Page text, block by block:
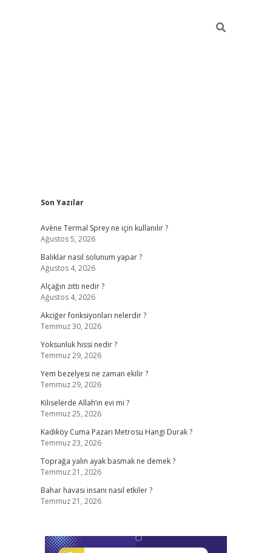
Sidebar
Son Yazılar
Avène Termal Sprey ne için kullanılır ?
Ağustos 5, 2026
Balıklar nasıl solunum yapar ?
Ağustos 4, 2026
Alçağın zıttı nedir ?
Ağustos 4, 2026
Akciğer fonksiyonları nelerdir ?
Temmuz 30, 2026
Yoksunluk hissi nedir ?
Temmuz 29, 2026
Yem bezelyesi ne zaman ekilir ?
Temmuz 29, 2026
Kiliselerde Allah’ın evi mi ?
Temmuz 25, 2026
Kadıköy Cuma Pazarı Metrosu Hangi Durak ?
Temmuz 23, 2026
Toprağa yalın ayak basmak ne demek ?
Temmuz 21, 2026
Bahar havası insanı nasıl etkiler ?
Temmuz 21, 2026